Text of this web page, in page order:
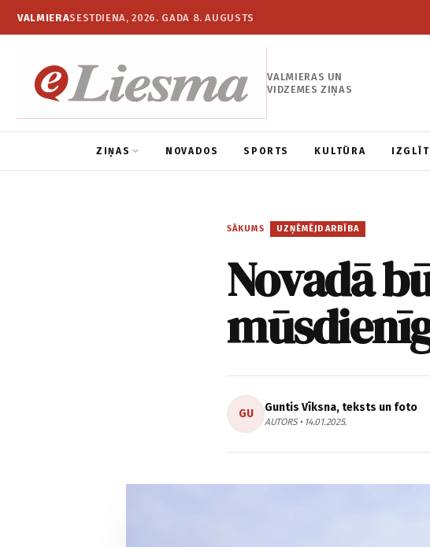
VALMIERASESTDIENA, 2026. GADA 8. AUGUSTS
VALMIERAS UN
VIDZEMES ZIŅAS
ZIŅAS NOVADOS SPORTS KULTŪRA
SĀKUMS / UZŅĒMĒJDARBĪBA
Novadā
GU Guntis Vīksna, teksts un foto
AUTORS • 14.01.2025.